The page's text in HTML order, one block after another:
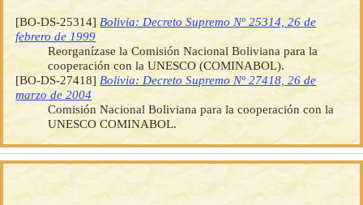
[BO-DS-25314] Bolivia: Decreto Supremo Nº 25314, 26 de
febrero de 1999
Reorganízase la Comisión Nacional Boliviana para la
cooperación con la UNESCO (COMINABOL).
[BO-DS-27418] Bolivia: Decreto Supremo Nº 27418, 26 de
marzo de 2004
Comisión Nacional Boliviana para la cooperación con la
UNESCO COMINABOL.